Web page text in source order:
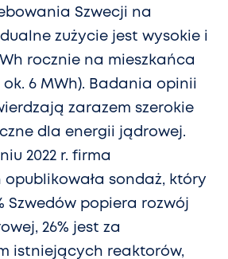
Szwecji na
zużycie jest wysokie i
rocznie na mieszkańca
ok. 6 MWh). Badania opinii
zarazem szerokie
dla energii jądrowej.
2022 r. firma
sondaż, który
Szwedów popiera rozwój
26% jest za
istniejących reaktorów,